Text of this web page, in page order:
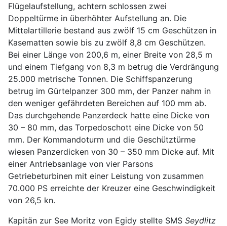
Flügelaufstellung, achtern schlossen zwei
Doppeltürme in überhöhter Aufstellung an. Die
Mittelartillerie bestand aus zwölf 15 cm Geschützen in
Kasematten sowie bis zu zwölf 8,8 cm Geschützen.
Bei einer Länge von 200,6 m, einer Breite von 28,5 m
und einem Tiefgang von 8,3 m betrug die Verdrängung
25.000 metrische Tonnen. Die Schiffspanzerung
betrug im Gürtelpanzer 300 mm, der Panzer nahm in
den weniger gefährdeten Bereichen auf 100 mm ab.
Das durchgehende Panzerdeck hatte eine Dicke von
30 – 80 mm, das Torpedoschott eine Dicke von 50
mm. Der Kommandoturm und die Geschütztürme
wiesen Panzerdicken von 30 – 350 mm Dicke auf. Mit
einer Antriebsanlage von vier Parsons
Getriebeturbinen mit einer Leistung von zusammen
70.000 PS erreichte der Kreuzer eine Geschwindigkeit
von 26,5 kn.
Kapitän zur See Moritz von Egidy stellte SMS Seydlitz